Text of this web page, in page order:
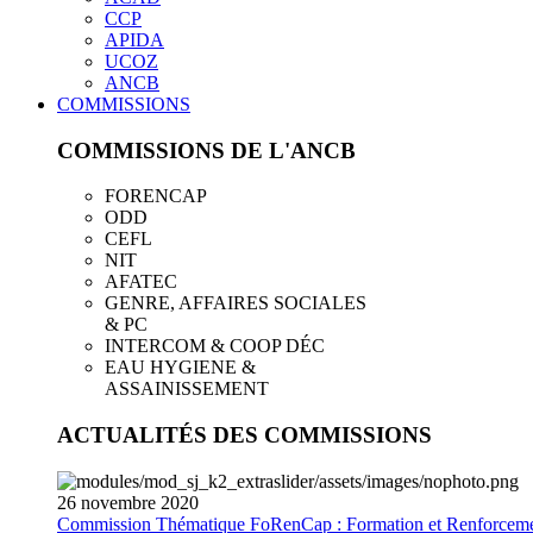
CCP
APIDA
UCOZ
ANCB
COMMISSIONS
COMMISSIONS DE L'ANCB
FORENCAP
ODD
CEFL
NIT
AFATEC
GENRE, AFFAIRES SOCIALES
& PC
INTERCOM & COOP DÉC
EAU HYGIENE &
ASSAINISSEMENT
ACTUALITÉS DES COMMISSIONS
26 novembre 2020
Commission Thématique FoRenCap : Formation et